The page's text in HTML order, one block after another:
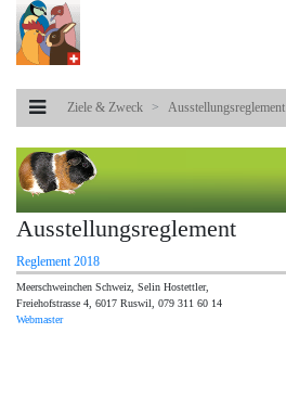
Ziele & Zweck Ausstellungsreglement
Ausstellungsreglement
Reglement 2018
Meerschweinchen Schweiz, Selin Hostettler,
Freiehofstrasse 4, 6017 Ruswil, 079 311 60 14
Webmaster